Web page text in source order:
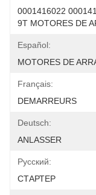
0001416022
9T MOTORES DE
Español:
MOTORES DE
Français:
DEMARREURS
Deutsch:
ANLASSER
Pусский:
СТАРТЕР